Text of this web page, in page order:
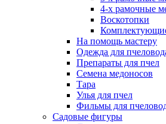
4-х рамочные
Воскотопки
На помощь мастеру
Одежда для
Препараты для пчел
Семена медоносов
Тара
Улья для пчел
Фильмы для
Садовые фигуры